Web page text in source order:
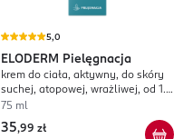
5,0
ELODERM Pielęgnacja
krem do ciała, aktywny, do skóry
suchej, atopowej, wrażliwej, od 1.
dnia życia
75 ml
35,99 zł